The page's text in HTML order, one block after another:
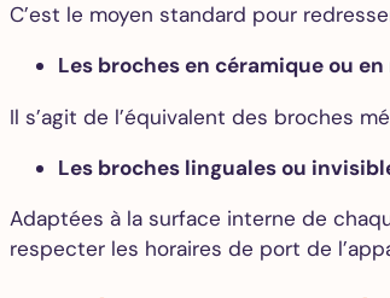
C’est le moyen standard pour
Les broches en céramique ou en
Il s’agit de l’équivalent des broches
Les broches linguales ou
Adaptées à la surface interne de
respecter les horaires de port de